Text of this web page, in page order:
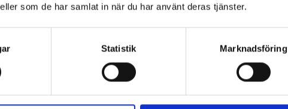
som de har samlat in när du har använt deras tjänster.
Statistik Marknadsföring